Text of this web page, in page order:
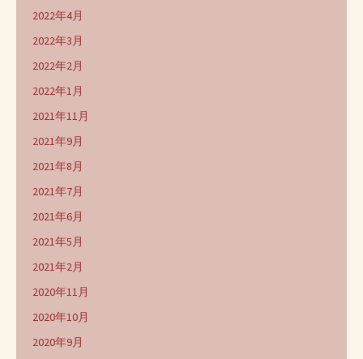
2022年4月
2022年3月
2022年2月
2022年1月
2021年11月
2021年9月
2021年8月
2021年7月
2021年6月
2021年5月
2021年2月
2020年11月
2020年10月
2020年9月